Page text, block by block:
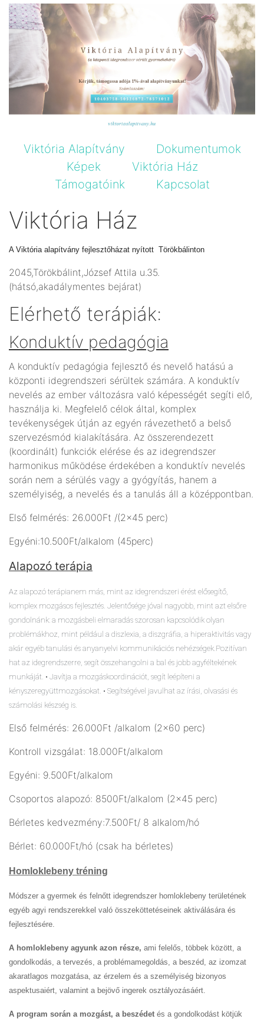
Viktória Alapítvány
Dokumentumok
Képek
Viktória Ház
Támogatóink
Kapcsolat
Viktória Ház
A Viktória alapítvány fejlesztőházat nyított Törökbálinton
2045,Törökbálint,József Attila u.35.
(hátsó,akadálymentes bejárat)
Elérhető terápiák:
Konduktív pedagógia
A konduktív pedagógia fejlesztő és nevelő hatású a
központi idegrendszeri sérültek számára. A konduktív
nevelés az ember változásra való képességét segíti elő,
használja ki. Megfelelő célok által, komplex
tevékenységek útján az egyén rávezethető a belső
szervezésmód kialakítására. Az összerendezett
(koordinált) funkciók elérése és az idegrendszer
harmonikus működése érdekében a konduktív nevelés
során nem a sérülés vagy a gyógyítás, hanem a
személyiség, a nevelés és a tanulás áll a középpontban.
Első felmérés: 26.000Ft /(2x45 perc)
Egyéni:10.500Ft/alkalom (45perc)
Alapozó terápia
Az alapozó terápianem más, mint az idegrendszeri érést elősegítő,
komplex mozgásos fejlesztés. Jelentősége jóval nagyobb, mint azt elsőre
gondolnánk: a mozgásbeli elmaradás szorosan kapcsolódik olyan
problémákhoz, mint például a diszlexia, a diszgráfia, a hiperaktivitás vagy
akár egyéb tanulási és anyanyelvi kommunikációs nehézségek. Pozitívan
hat az idegrendszerre, segít összehangolni a bal és jobb agyféltekének
munkáját. • Javítja a mozgáskoordinációt, segít leépíteni a
kényszeregyüttmozgásokat. • Segítségével javulhat az írási, olvasási és
számolási készség is.
Első felmérés: 26.000Ft /alkalom (2x60 perc)
Kontroll vizsgálat: 18.000Ft/alkalom
Egyéni: 9.500Ft/alkalom
Csoportos alapozó: 8500Ft/alkalom (2x45 perc)
Bérletes kedvezmény:7.500Ft/ 8 alkalom/hó
Bérlet: 60.000Ft/hó (csak ha bérletes)
Homloklebeny tréning
Módszer a gyermek és felnőtt idegrendszer homloklebeny területének
egyéb agyi rendszerekkel való összeköttetéseinek aktiválására és
fejlesztésére.
A homloklebeny agyunk azon része, ami felelős, többek között, a
gondolkodás, a tervezés, a problémamegoldás, a beszéd, az izomzat
akaratlagos mozgatása, az érzelem és a személyiség bizonyos
aspektusaiért, valamint a bejövő ingerek osztályozásáért.
A program során a mozgást, a beszédet és a gondolkodást kötjük